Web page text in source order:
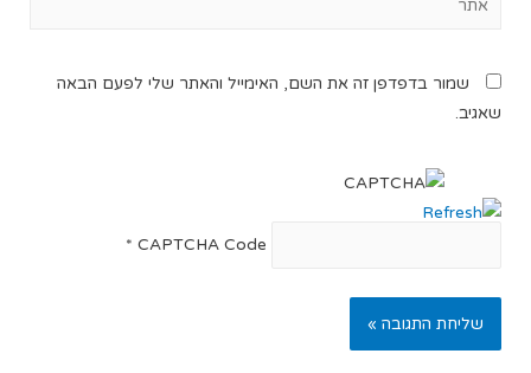
שמור בדפדפן זה את השם, האימייל והאתר שלי לפעם הבאה
שאגיב.
CAPTCHA Code
*